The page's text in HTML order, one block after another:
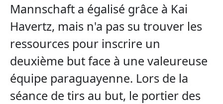
Mannschaft a égalisé grâce à Kai
Havertz, mais n'a pas su trouver les
ressources pour inscrire un
deuxième but face à une valeureuse
équipe paraguayenne. Lors de la
séance de tirs au but, le portier des